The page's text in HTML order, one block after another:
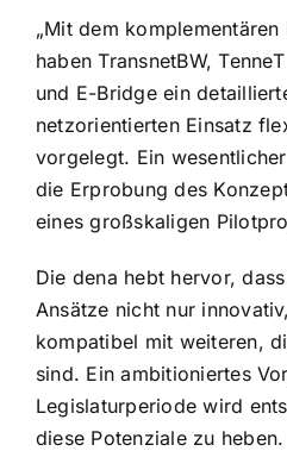
„Mit dem
haben TransnetBW,
und E-Bridge ein
netzorientierten Einsatz
vorgelegt. Ein
die Erprobung des
eines großskaligen
Die dena hebt hervor,
Ansätze nicht nur
kompatibel mit weiteren,
sind. Ein ambitioniertes
Legislaturperiode wird
diese Potenziale zu heben.